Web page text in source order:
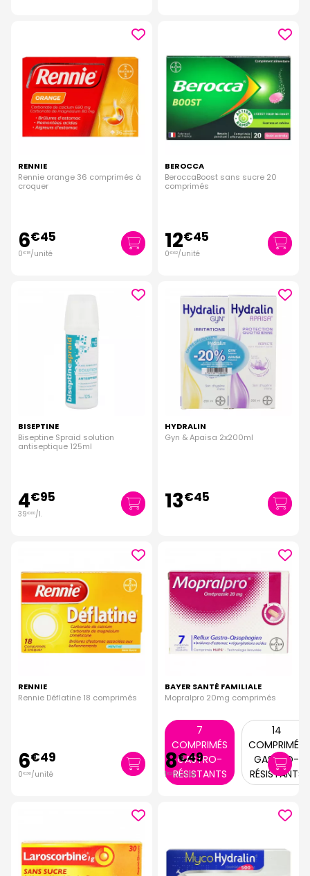
RENNIE
Rennie orange 36 comprimés à
croquer
6€45
0€ 18/unité
BEROCCA
BeroccaBoost sans sucre 20
comprimés
12€45
0€62/unité
BISEPTINE
Biseptine Spraid solution
antiseptique 125ml
4€95
39€60/l.
HYDRALIN
Gyn & Apaisa 2x200ml
13€45
RENNIE
Rennie Déflatine 18 comprimés
6€49
0€36/unité
BAYER SANTÉ FAMILIALE
Mopralpro 20mg comprimés
7
COMPRIMÉS
GASTRO-
RÉSISTANTS
14
COMPRIMÉS
GASTRO-
RÉSISTANTS
8€49
1€21/unité